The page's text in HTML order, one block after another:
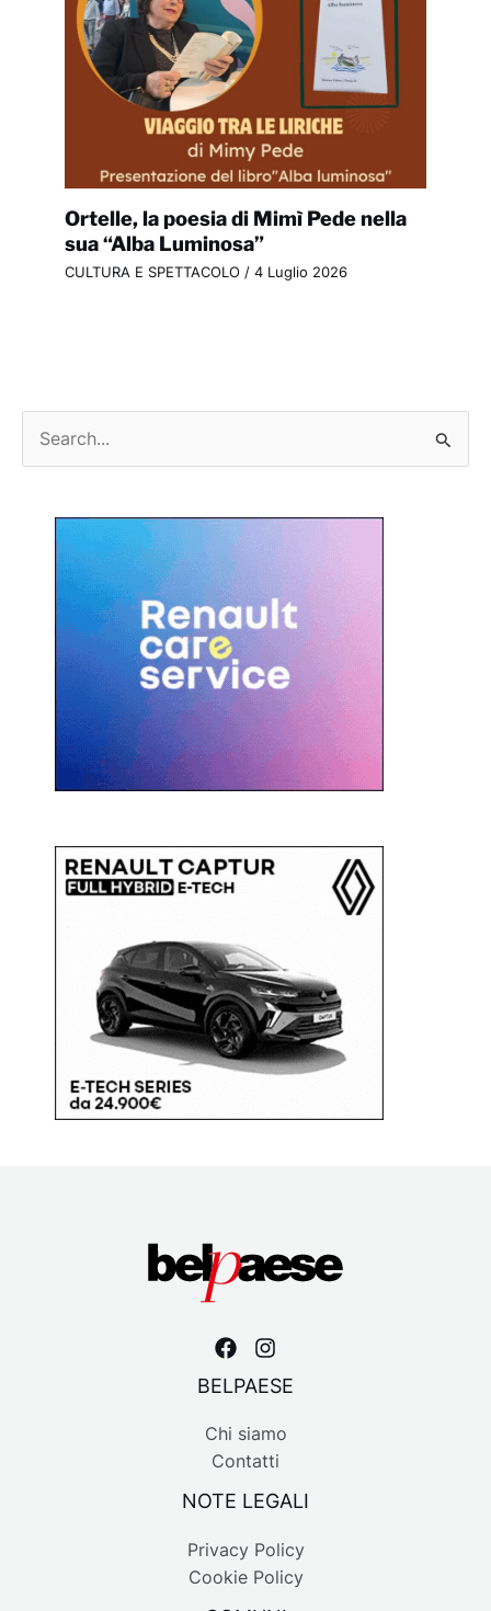
Ortelle, la poesia di Mimì Pede nella
sua “Alba Luminosa”
CULTURA E SPETTACOLO / 4 Luglio 2026
BELPAESE
Chi siamo
Contatti
NOTE LEGALI
Privacy Policy
Cookie Policy